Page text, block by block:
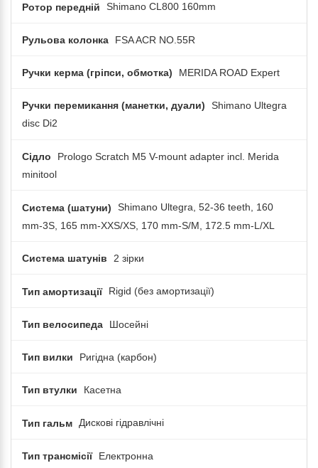
Ротор передній Shimano CL800 160mm
Рульова колонка FSA ACR NO.55R
Ручки керма (гріпси, обмотка) MERIDA ROAD Expert
Ручки перемикання (манетки, дуали)
Shimano Ultegra
disc Di2
Сідло
Prologo Scratch M5 V-mount adapter incl. Merida
minitool
Система (шатуни)
Shimano Ultegra, 52-36 teeth, 160
mm-3S, 165 mm-XXS/XS, 170 mm-S/M, 172.5 mm-L/XL
Система шатунів 2 зірки
Тип амортизації Rigid (без амортизації)
Тип велосипеда Шосейні
Тип вилки Ригідна (карбон)
Тип втулки Касетна
Тип гальм Дискові гідравлічні
Тип трансмісії Електронна